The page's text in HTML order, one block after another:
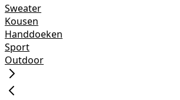
Sweater
Kousen
Handdoeken
Sport
Outdoor